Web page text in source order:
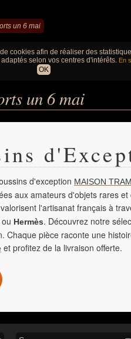
un 6 mai
cookies afin de réaliser des
selon vos centres d'intérêts. En
OK
un 6 mai
d'exception MAISON
aux amateurs d'objets rares
l'artisanat français à
ou Hermès. Découvrez notre
Chaque pièce raconte une
et profitez de la livraison offerte.